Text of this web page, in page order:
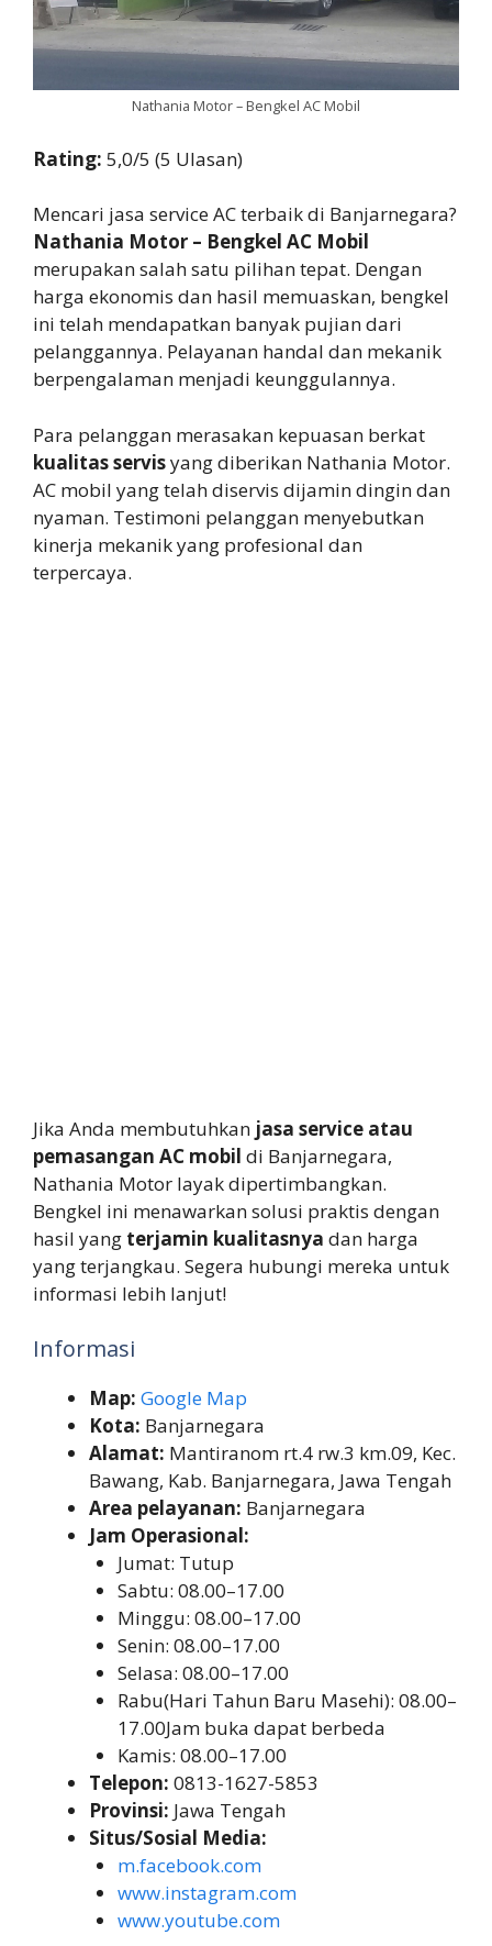
Nathania Motor – Bengkel AC Mobil
Rating: 5,0/5 (5 Ulasan)
Mencari jasa service AC terbaik di Banjarnegara?
Nathania Motor – Bengkel AC Mobil
merupakan salah satu pilihan tepat. Dengan
harga ekonomis dan hasil memuaskan, bengkel
ini telah mendapatkan banyak pujian dari
pelanggannya. Pelayanan handal dan mekanik
berpengalaman menjadi keunggulannya.
Para pelanggan merasakan kepuasan berkat
kualitas servisyang diberikan Nathania Motor.
AC mobil yang telah diservis dijamin dingin dan
nyaman. Testimoni pelanggan menyebutkan
kinerja mekanik yang profesional dan
terpercaya.
Jika Anda membutuhkan jasa service atau
pemasangan AC mobil di Banjarnegara,
Nathania Motor layak dipertimbangkan.
Bengkel ini menawarkan solusi praktis dengan
hasil yang terjamin kualitasnya dan harga
yang terjangkau. Segera hubungi mereka untuk
informasi lebih lanjut!
Informasi
Map: Google Map
Kota: Banjarnegara
Alamat: Mantiranom rt.4 rw.3 km.09, Kec.
Bawang, Kab. Banjarnegara, Jawa Tengah
Area pelayanan: Banjarnegara
Jam Operasional:
Jumat: Tutup
Sabtu: 08.00–17.00
Minggu: 08.00–17.00
Senin: 08.00–17.00
Selasa: 08.00–17.00
Rabu(Hari Tahun Baru Masehi): 08.00–
17.00Jam buka dapat berbeda
Kamis: 08.00–17.00
Telepon: 0813-1627-5853
Provinsi: Jawa Tengah
Situs/Sosial Media:
m.facebook.com
www.instagram.com
www.youtube.com